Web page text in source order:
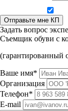
Отправьте мне КП
Задать вопрос
Съемщик обуви с
(гарантированный
Ваше имя*
Организация
Телефон*
E-mail